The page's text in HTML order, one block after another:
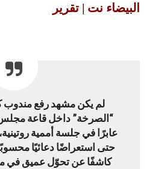
البيضاء نت | تقرير
لم يكن مشهد رفع مندوب
“الصرخة” داخل قاعة مجلس
عابرًا في جلسة أممية روتينية،
حتى استعراضًا دعائيًا
كاشفًا عن تحوّل عميق في